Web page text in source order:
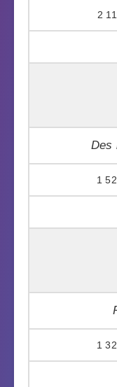
2
Des
1
1